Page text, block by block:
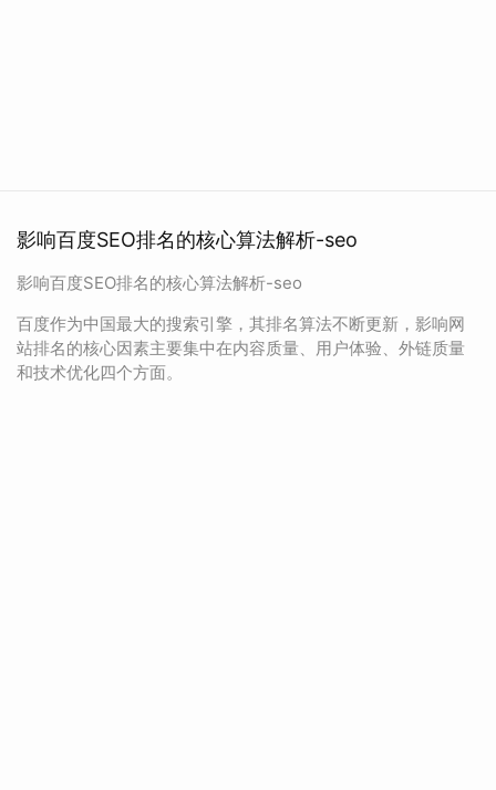
影响百度SEO排名的核心算法解析-seo
影响百度SEO排名的核心算法解析-seo
百度作为中国最大的搜索引擎，其排名算法不断更新，影响网
站排名的核心因素主要集中在内容质量、用户体验、外链质量
和技术优化四个方面。